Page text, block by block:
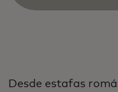
Desde estafas